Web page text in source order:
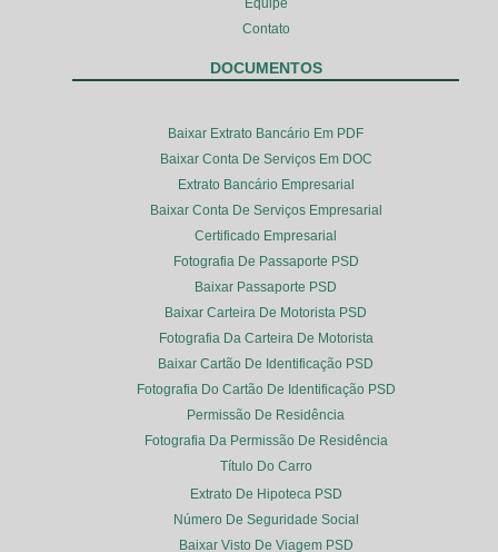
Equipe
Contato
DOCUMENTOS
Baixar Extrato Bancário Em PDF
Baixar Conta De Serviços Em DOC
Extrato Bancário Empresarial
Baixar Conta De Serviços Empresarial
Certificado Empresarial
Fotografia De Passaporte PSD
Baixar Passaporte PSD
Baixar Carteira De Motorista PSD
Fotografia Da Carteira De Motorista
Baixar Cartão De Identificação PSD
Fotografia Do Cartão De Identificação PSD
Permissão De Residência
Fotografia Da Permissão De Residência
Título Do Carro
Extrato De Hipoteca PSD
Número De Seguridade Social
Baixar Visto De Viagem PSD